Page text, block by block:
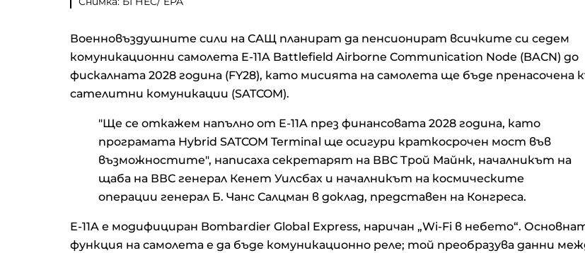
Военновъздушните сили на САЩ планират да пенсионират всичките си седем
комуникационни самолета E-11A Battlefield Airborne Communication Node (BACN) до
фискалната 2028 година (FY28), като мисията на самолета ще бъде пренасочена
сателитни комуникации (SATCOM).
"Ще се откажем напълно от E-11A през финансовата 2028 година, като
програмата Hybrid SATCOM Terminal ще осигури краткосрочен мост във
възможностите", написаха секретарят на ВВС Трой Майнк, началникът на
щаба на ВВС генерал Кенет Уилсбах и началникът на космическите
операции генерал Б. Чанс Салцман в доклад, представен на Конгреса.
E-11A е модифициран Bombardier Global Express, наричан „Wi-Fi в небето“.
функция на самолета е да бъде комуникационно реле; той преобразува данни